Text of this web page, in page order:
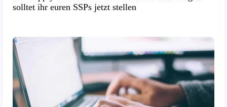
solltet ihr euren SSPs jetzt stellen